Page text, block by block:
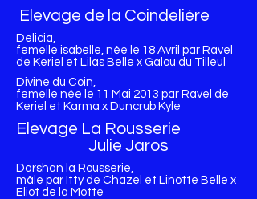
Elevage de la Coindelière
Delicia,
femelle isabelle, née le 18 Avril par Ravel
de Keriel et Lilas Belle x Galou du Tilleul
Divine du Coin,
femelle née le 11 Mai 2013 par Ravel de
Keriel et Karma x Duncrub Kyle
Elevage La Rousserie
Julie Jaros
Darshan la Rousserie,
mâle par Itty de Chazel et Linotte Belle x
Eliot de la Motte